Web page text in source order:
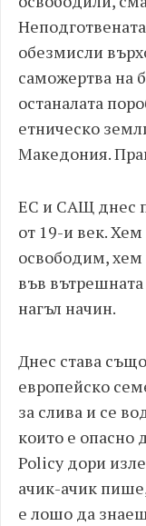
обезмисли
саможертва на
останалата
етническо
Македония.
ЕС и САЩ днес
от 19-и век.
освободим, хем
във
нагъл начин.
Днес става
европейско
за слива и се
които е опасно
Policy дори
ачик-ачик
е лошо да